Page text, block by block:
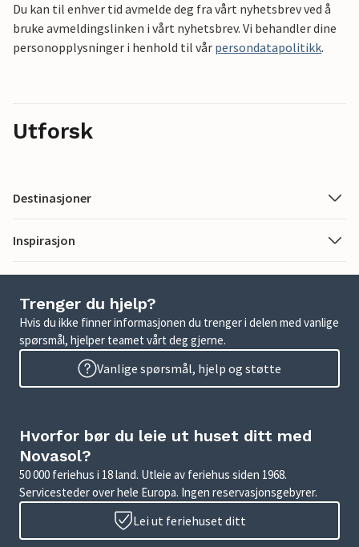
Du kan til enhver tid avmelde deg fra vårt nyhetsbrev ved å
bruke avmeldingslinken i vårt nyhetsbrev. Vi behandler dine
personopplysninger i henhold til vår persondatapolitikk.
Utforsk
Destinasjoner
Inspirasjon
Trenger du hjelp?
Hvis du ikke finner informasjonen du trenger i delen med vanlige
spørsmål, hjelper teamet vårt deg gjerne.
Vanlige spørsmål, hjelp og støtte
Hvorfor bør du leie ut huset ditt med
Novasol?
50 000 feriehus i 18 land. Utleie av feriehus siden 1968.
Servicesteder over hele Europa. Ingen reservasjonsgebyrer.
Lei ut feriehuset ditt